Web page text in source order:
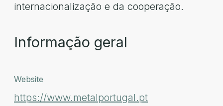
internacionalização e da cooperação.
Informação geral
Website
https://www.metalportugal.pt